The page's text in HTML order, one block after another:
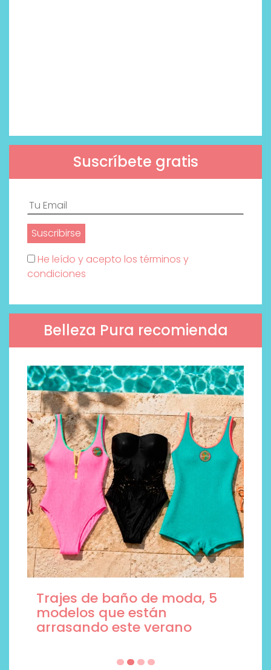
Suscríbete gratis
He leído y acepto los términos y
condiciones
Belleza Pura recomienda
Trajes de baño de moda, 5
modelos que están
arrasando este verano